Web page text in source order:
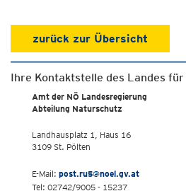
zurück zur Übersicht
Ihre Kontaktstelle des Landes
Amt der NÖ Landesregierung
Abteilung Naturschutz
Landhausplatz 1, Haus 16
3109 St. Pölten
E-Mail: post.ru5@noel.gv.at
Tel: 02742/9005 - 15237